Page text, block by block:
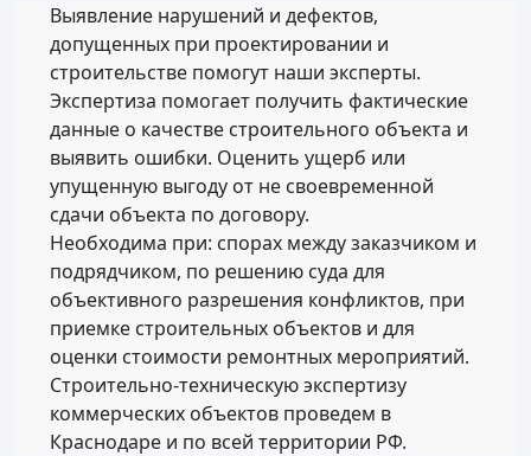
Выявление нарушений и дефектов,
допущенных при проектировании и
строительстве помогут наши эксперты.
Экспертиза помогает получить фактические
данные о качестве строительного объекта и
выявить ошибки. Оценить ущерб или
упущенную выгоду от не своевременной
сдачи объекта по договору.
Необходима при: спорах между заказчиком и
подрядчиком, по решению суда для
объективного разрешения конфликтов, при
приемке строительных объектов и для
оценки стоимости ремонтных мероприятий.
Строительно-техническую экспертизу
коммерческих объектов проведем в
Краснодаре и по всей территории РФ.